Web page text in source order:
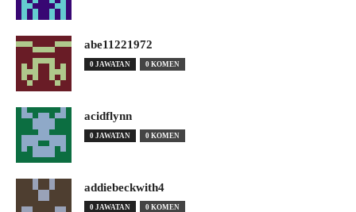
abe11221972
0 JAWATAN 0 KOMEN
acidflynn
0 JAWATAN 0 KOMEN
addiebeckwith4
0 JAWATAN 0 KOMEN